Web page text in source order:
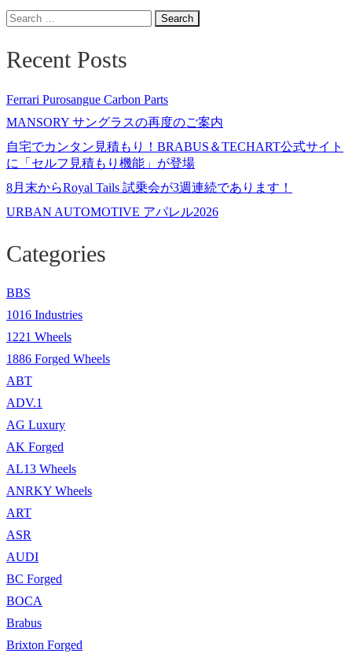
Search
for:
Recent Posts
Ferrari Purosangue Carbon Parts
MANSORY サングラスの再度のご案内
自宅でカンタン見積もり！BRABUS＆TECHART公式サイト
に「セルフ見積もり機能」が登場
8月末からRoyal Tails 試乗会が3週連続であります！
URBAN AUTOMOTIVE アパレル2026
Categories
BBS
1016 Industries
1221 Wheels
1886 Forged Wheels
ABT
ADV.1
AG Luxury
AK Forged
AL13 Wheels
ANRKY Wheels
ART
ASR
AUDI
BC Forged
BOCA
Brabus
Brixton Forged